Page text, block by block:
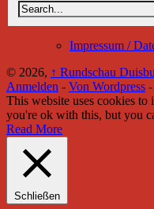
Impressum /
© 2026, ↑ Rundschau
Anmelden - Von Wordpress -
This website uses cookies to
you're ok with this, but you
Read More
Schließen